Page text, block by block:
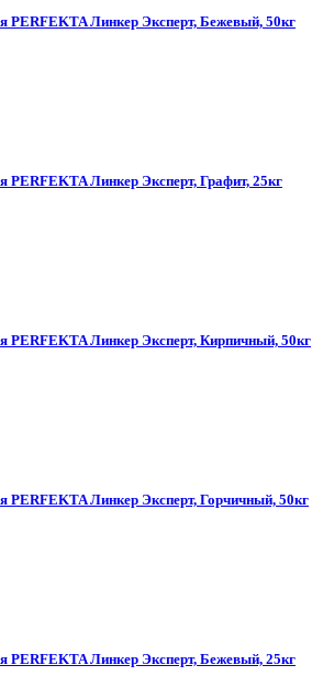
PERFEKTA Линкер Эксперт, Бежевый, 50кг
PERFEKTA Линкер Эксперт, Графит, 25кг
PERFEKTA Линкер Эксперт, Кирпичный, 50кг
PERFEKTA Линкер Эксперт, Горчичный, 50кг
PERFEKTA Линкер Эксперт, Бежевый, 25кг